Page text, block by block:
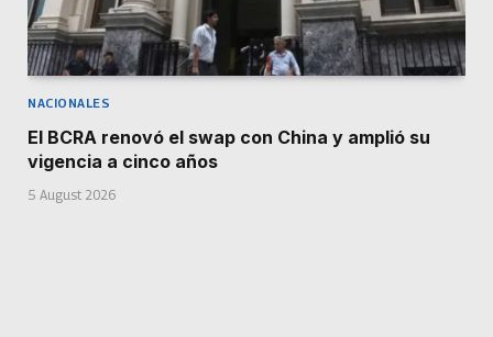
NACIONALES
El BCRA renovó el swap con China y amplió su
vigencia a cinco años
5 August 2026